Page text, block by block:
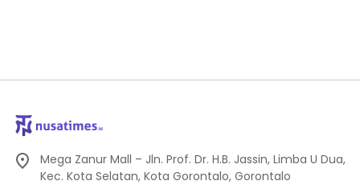
Mega Zanur Mall – Jln. Prof. Dr. H.B. Jassin, Limba U Dua,
Kec. Kota Selatan, Kota Gorontalo, Gorontalo